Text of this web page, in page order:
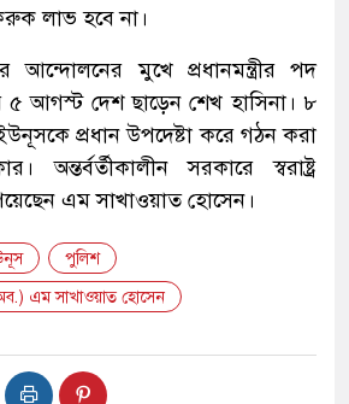
লাভ হবে না।
আন্দোলনের মুখে প্রধানমন্ত্রীর পদ
আগস্ট দেশ ছাড়েন শেখ হাসিনা। ৮
প্রধান উপদেষ্টা করে গঠন করা
অন্তর্বর্তীকালীন সরকারে স্বরাষ্ট্র
এম সাখাওয়াত হোসেন।
পুলিশ
এম সাখাওয়াত হোসেন